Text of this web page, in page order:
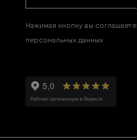
Нажимая кнопку вы
персональных данных